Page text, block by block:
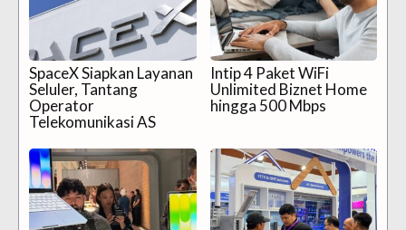
SpaceX Siapkan Layanan
Seluler, Tantang
Operator
Telekomunikasi AS
Intip 4 Paket WiFi
Unlimited Biznet Home
hingga 500 Mbps